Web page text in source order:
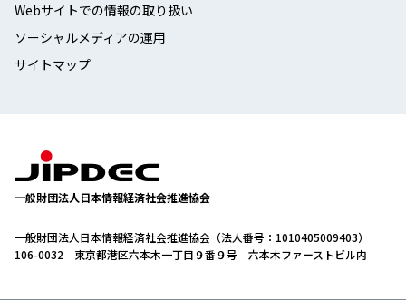
Webサイトでの情報の取り扱い
ソーシャルメディアの運用
サイトマップ
一般財団法人日本情報経済社会推進協会
一般財団法人日本情報経済社会推進協会（法人番号：1010405009403）
106-0032 東京都港区六本木一丁目９番９号 六本木ファーストビル内